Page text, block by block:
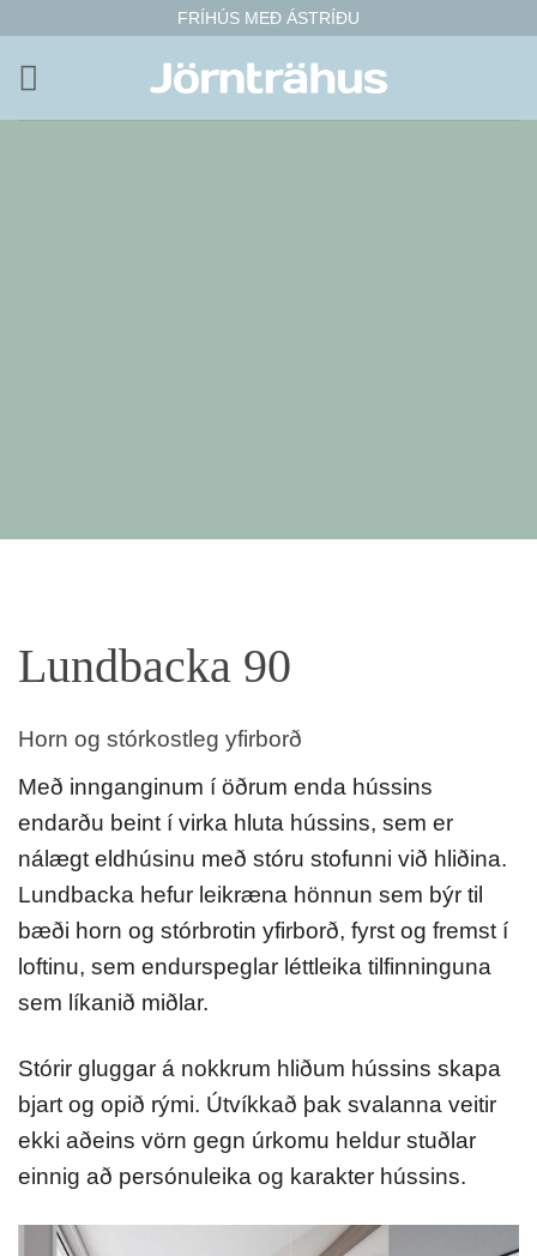
efni
FRÍHÚS MEÐ ÁSTRÍÐU
Lundbacka 90
Horn og stórkostleg yfirborð
Með innganginum í öðrum enda hússins
endarðu beint í virka hluta hússins, sem er
nálægt eldhúsinu með stóru stofunni við hliðina.
Lundbacka hefur leikræna hönnun sem býr til
bæði horn og stórbrotin yfirborð, fyrst og fremst í
loftinu, sem endurspeglar léttleika tilfinninguna
sem líkanið miðlar.
Stórir gluggar á nokkrum hliðum hússins skapa
bjart og opið rými. Útvíkkað þak svalanna veitir
ekki aðeins vörn gegn úrkomu heldur stuðlar
einnig að persónuleika og karakter hússins.